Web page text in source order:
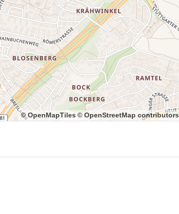
© OpenMapTiles © OpenStreetMap contributors